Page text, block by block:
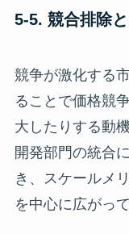
5-5. 競合排除
競争が激化する
ることで価格競
大したりする動
開発部門の統合
き、スケールメ
を中心に広がっ